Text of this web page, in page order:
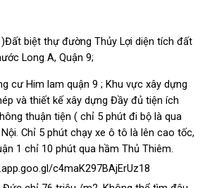
)Đất biệt thự đường Thủy Lợi diện tích đất
Long A, Quận 9;
cư Him lam quận 9 ; Khu vực xây dựng
và thiết kế xây dựng Đầy đủ tiện ích
thuận tiện ( chỉ 5 phút đi bộ là qua
Chỉ 5 phút chạy xe ô tô là lên cao tốc,
1 chỉ 10 phút qua hầm Thủ Thiêm.
c4maK297BAjErUz18